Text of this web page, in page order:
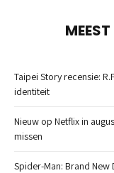
Taipei Story recensie:
identiteit
Nieuw op Netflix in
missen
Spider-Man: Brand